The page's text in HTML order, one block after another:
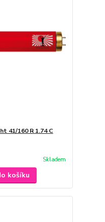
41/160 R 1.74 C
Skladem
košíku